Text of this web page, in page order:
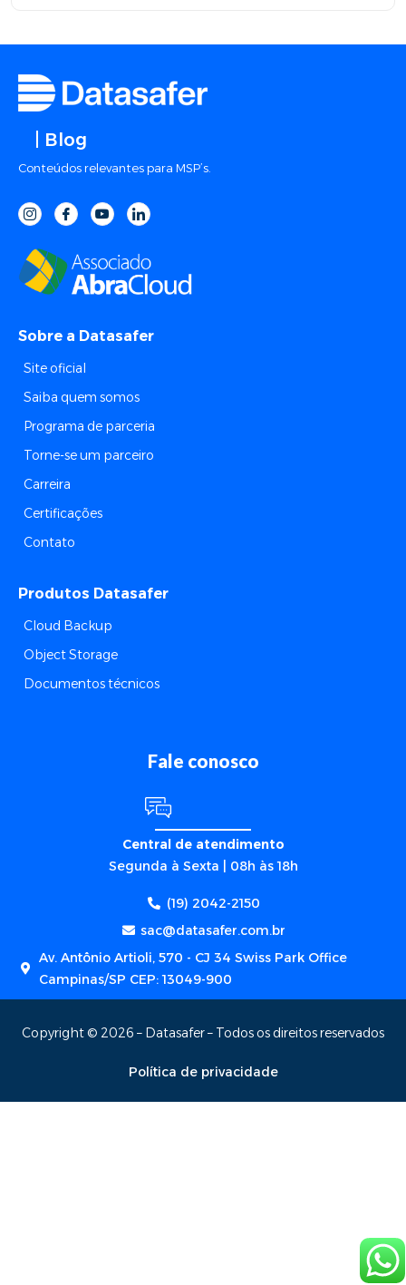
| Blog
Conteúdos relevantes para MSP’s.
Sobre a Datasafer
Site oficial
Saiba quem somos
Programa de parceria
Torne-se um parceiro
Carreira
Certificações
Contato
Produtos Datasafer
Cloud Backup
Object Storage
Documentos técnicos
Fale conosco
Central de atendimento
Segunda à Sexta | 08h às 18h
(19) 2042-2150
sac@datasafer.com.br
Av. Antônio Artioli, 570 - CJ 34 Swiss Park Office
Campinas/SP CEP: 13049-900
Copyright © 2026 – Datasafer – Todos os direitos reservados
Política de privacidade